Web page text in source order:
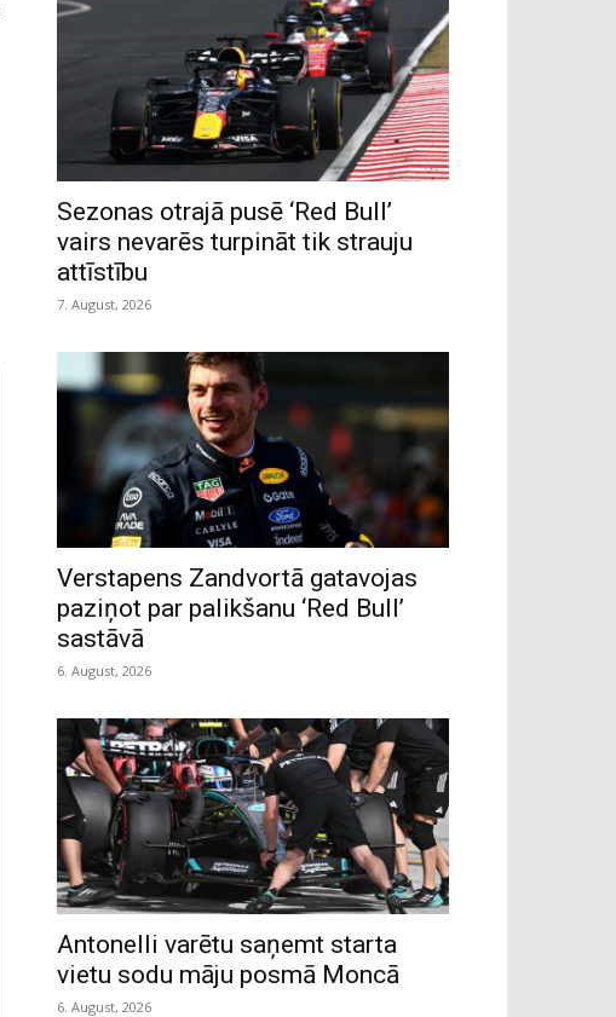
Sezonas otrajā pusē ‘Red Bull’
vairs nevarēs turpināt tik strauju
attīstību
7. August, 2026
Verstapens Zandvortā gatavojas
paziņot par palikšanu ‘Red Bull’
sastāvā
6. August, 2026
Antonelli varētu saņemt starta
vietu sodu māju posmā Moncā
6. August, 2026